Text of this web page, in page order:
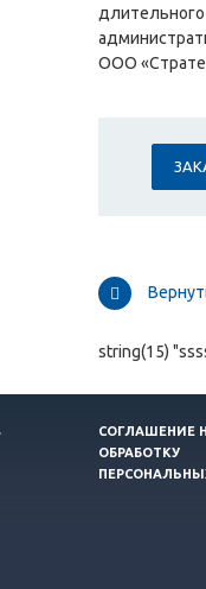
ООО
string(15)
СОГЛАШЕНИЕ
ОБРАБОТКУ